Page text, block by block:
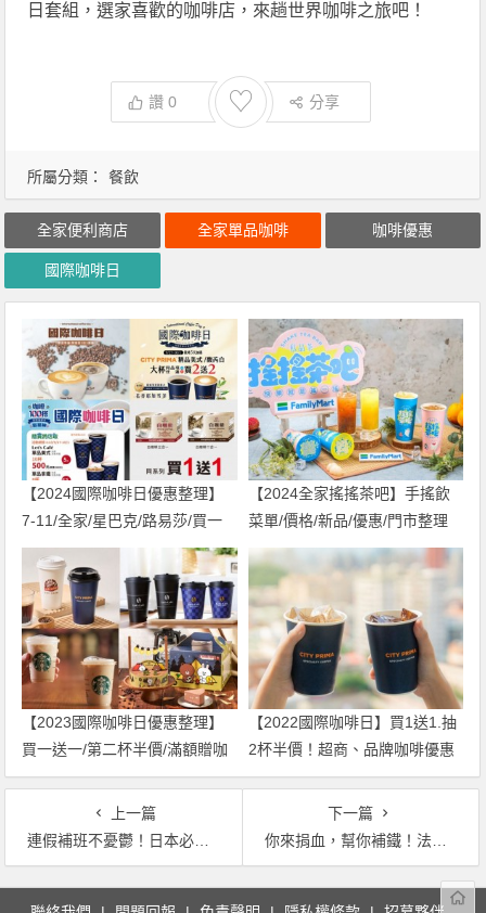
日套組，選家喜歡的咖啡店，來趟世界咖啡之旅吧！
讚0 ♡ 分享
所屬分類： 餐飲
全家便利商店 全家單品咖啡 咖啡優惠
國際咖啡日
【2024國際咖啡日優惠整理】
7-11/全家/星巴克/路易莎/買一
送一活動一次看！
【2024全家搖搖茶吧】手搖飲
菜單/價格/新品/優惠/門市整理
【2023國際咖啡日優惠整理】
買一送一/第二杯半價/滿額贈咖
啡包一次看！
【2022國際咖啡日】買1送1.抽
2杯半價！超商、品牌咖啡優惠
總整理
上一篇
連假補班不憂鬱！日本必吃【 ROYCE’ 巧克力】全台優惠開賣！來點巧克力療癒身心吧～
下一篇
你來捐血，幫你補鐵！法蘭克肉舖子邀你捐血送牛排！
文